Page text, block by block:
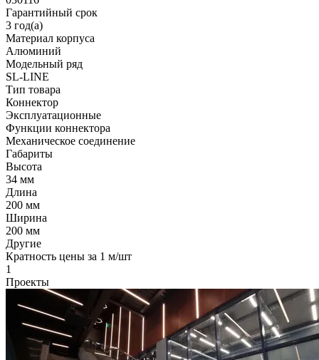
Гарантийный срок
3 год(а)
Материал корпуса
Алюминий
Модельный ряд
SL-LINE
Тип товара
Коннектор
Эксплуатационные
Функции коннектора
Механическое соединение
Габариты
Высота
34 мм
Длина
200 мм
Ширина
200 мм
Другие
Кратность цены за 1 м/шт
1
Проекты